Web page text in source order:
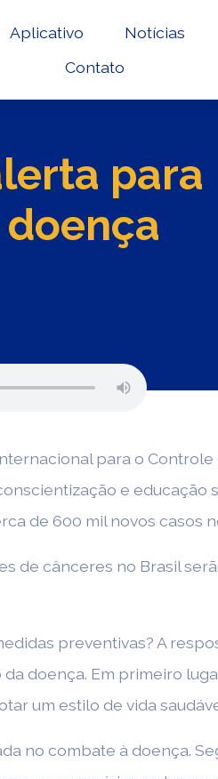
Aplicativo Notícias
Contato
para
para o
e educação
de 600 mil novos casos
de cânceres no Brasil
preventivas? A
doença. Em primeiro
um estilo de vida
no combate à doença.